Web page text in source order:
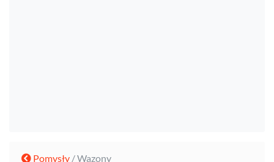
Pomysły / Wazony